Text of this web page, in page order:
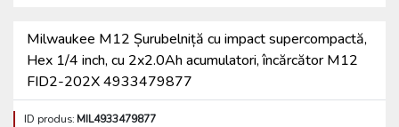
Milwaukee M12 Șurubelniță cu impact supercompactă,
Hex 1/4 inch, cu 2x2.0Ah acumulatori, încărcător M12
FID2-202X 4933479877
ID produs:MIL4933479877